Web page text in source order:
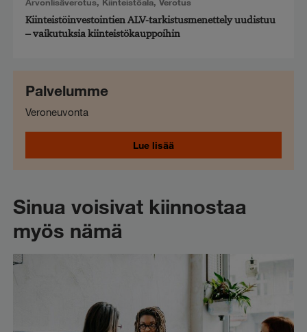
Kiinteistöinvestointien ALV-tarkistusmenettely uudistuu
– vaikutuksia kiinteistökauppoihin
Palvelumme
Veroneuvonta
Lue lisää
Sinua voisivat kiinnostaa
myös nämä